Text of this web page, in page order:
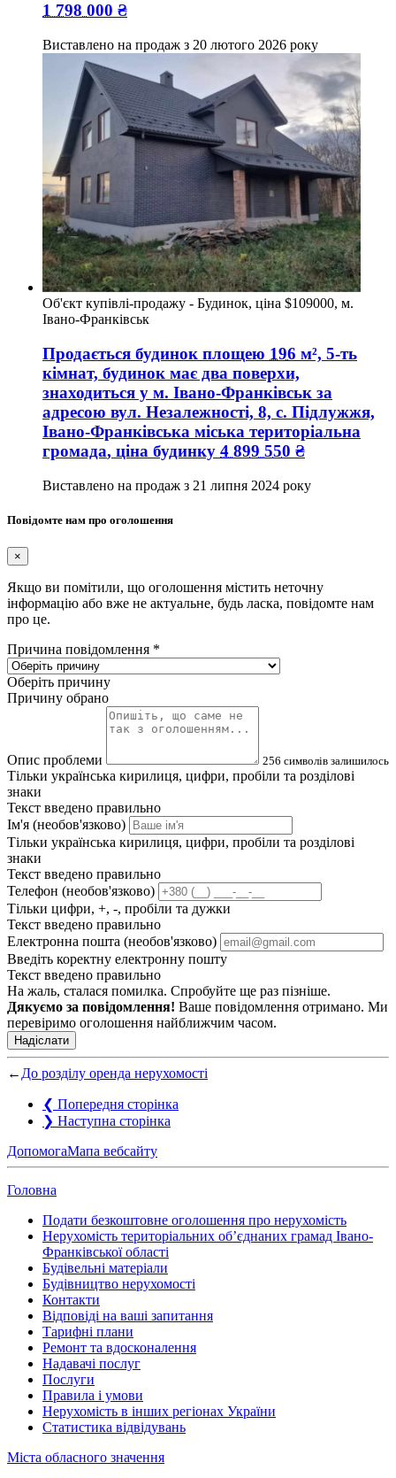
1 798 000 ₴
Виставлено на продаж з 20 лютого 2026 року
Об'єкт купівлі-продажу - Будинок, ціна $109000, м.
Івано-Франківськ
Продається будинок площею 196 м², 5-ть
кімнат, будинок має два поверхи,
знаходиться у м. Івано-Франківськ за
адресою вул. Незалежності, 8, с. Підлужжя,
Івано-Франківська міська територіальна
громада, ціна будинку 4 899 550 ₴
Виставлено на продаж з 21 липня 2024 року
Повідомте нам про оголошення
×
Якщо ви помітили, що оголошення містить неточну
інформацію або вже не актуальне, будь ласка, повідомте нам
про це.
Причина повідомлення *
Оберіть причину
Причину обрано
Опис проблеми 256 символів залишилось
Тільки українська кирилиця, цифри, пробіли та розділові
знаки
Текст введено правильно
Ім'я (необов'язково)
Тільки українська кирилиця, цифри, пробіли та розділові
знаки
Текст введено правильно
Телефон (необов'язково)
Тільки цифри, +, -, пробіли та дужки
Текст введено правильно
Електронна пошта (необов'язково)
Введіть коректну електронну пошту
Текст введено правильно
На жаль, сталася помилка. Спробуйте ще раз пізніше.
Дякуємо за повідомлення! Ваше повідомлення отримано. Ми
перевіримо оголошення найближчим часом.
Надіслати
← До розділу оренда нерухомості
❮ Попередня сторінка
❯ Наступна сторінка
ДопомогаМапа вебсайту
Головна
Подати безкоштовне оголошення про нерухомість
Нерухомість територіальних об’єднаних грамад Івано-
Франківської області
Будівельні матеріали
Будівництво нерухомості
Контакти
Відповіді на ваші запитання
Тарифні плани
Ремонт та вдосконалення
Надавачі послуг
Послуги
Правила і умови
Нерухомість в інших регіонах України
Статистика відвідувань
Міста обласного значення